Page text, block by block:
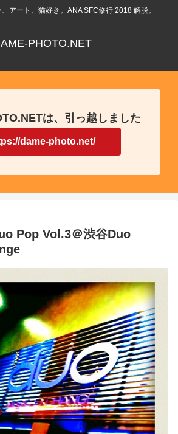
アート、猫好き。ANA SFC修行 2018 解脱。
PHOTO.NET
は、引っ越しました
dame-photo.net/
Pop Vol.3＠渋谷Duo